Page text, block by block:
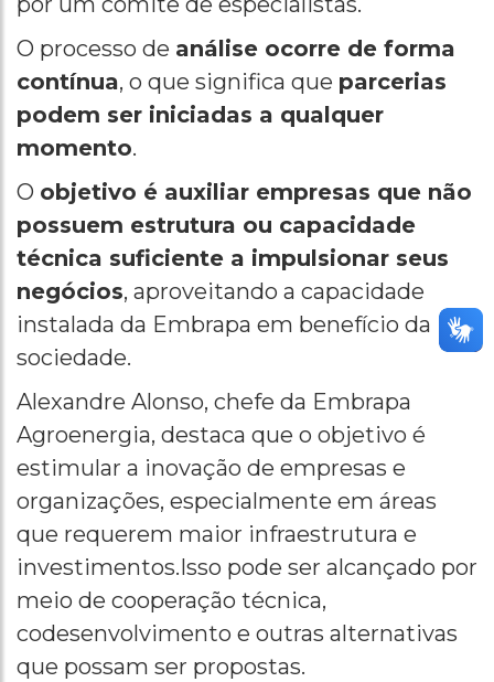
O processo de análise ocorre de forma
contínua, o que significa que parcerias
podem ser iniciadas a qualquer
momento.
O objetivo é auxiliar empresas que não
possuem estrutura ou capacidade
técnica suficiente a impulsionar seus
negócios, aproveitando a capacidade
instalada da Embrapa em benefício da
sociedade.
Alexandre Alonso, chefe da Embrapa
Agroenergia, destaca que o objetivo é
estimular a inovação de empresas e
organizações, especialmente em áreas
que requerem maior infraestrutura e
investimentos.Isso pode ser alcançado por
meio de cooperação técnica,
codesenvolvimento e outras alternativas
que possam ser propostas.